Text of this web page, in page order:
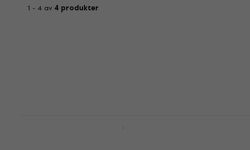
1 - 4 av 4 produkter